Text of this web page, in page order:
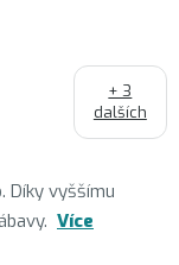
Díky vyššímu
Více
+ 3
dalších